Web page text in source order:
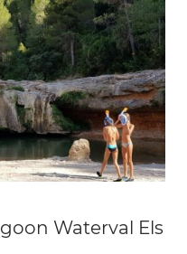
Waterval Els